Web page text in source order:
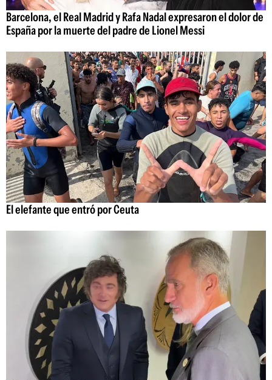
Barcelona, el Real Madrid y Rafa Nadal expresaron el dolor de
España por la muerte del padre de Lionel Messi
El elefante que entró por Ceuta